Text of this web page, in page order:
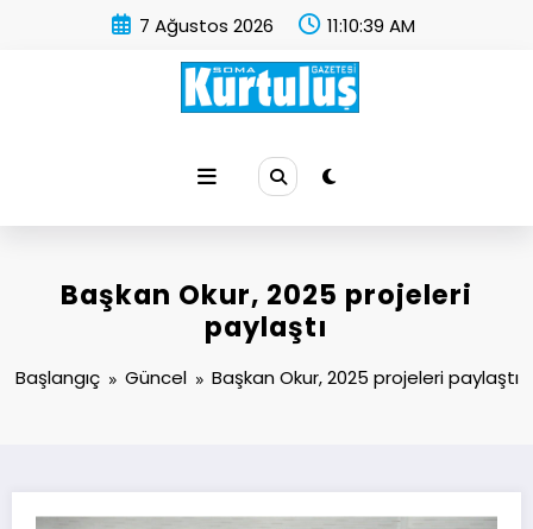
7 Ağustos 2026 11:10:40 AM
Başkan Okur, 2025 projeleri
paylaştı
Başlangıç Güncel Başkan Okur, 2025 projeleri paylaştı